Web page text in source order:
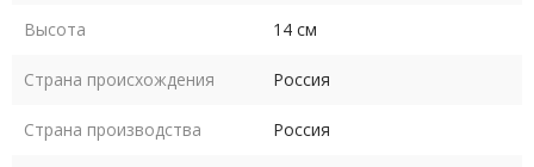
Высота 14 см
Страна происхождения Россия
Страна производства Россия